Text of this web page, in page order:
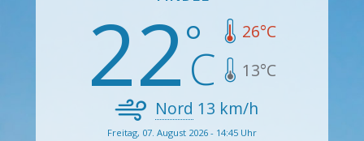
22 26°C
13°C
Nord 13 km/h
Freitag, 07. August 2026 - 14:45 Uhr